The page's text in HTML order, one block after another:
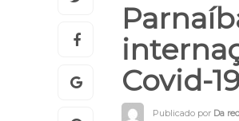
Covid-
Publicado por Da